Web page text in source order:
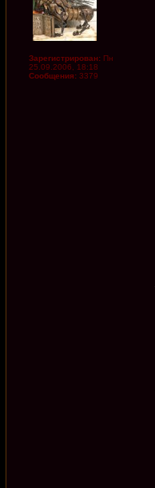
Зарегистрирован: Пн
25.09.2006, 18:18
Сообщения: 3379